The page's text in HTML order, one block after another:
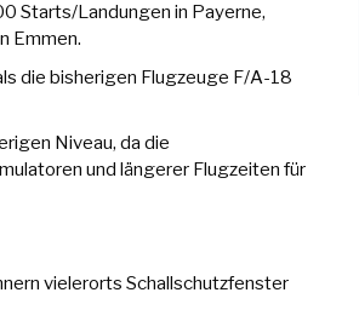
Starts/Landungen in Payerne,
Emmen.
die bisherigen Flugzeuge F/A-18
Niveau, da die
und längerer Flugzeiten für
vielerorts Schallschutzfenster